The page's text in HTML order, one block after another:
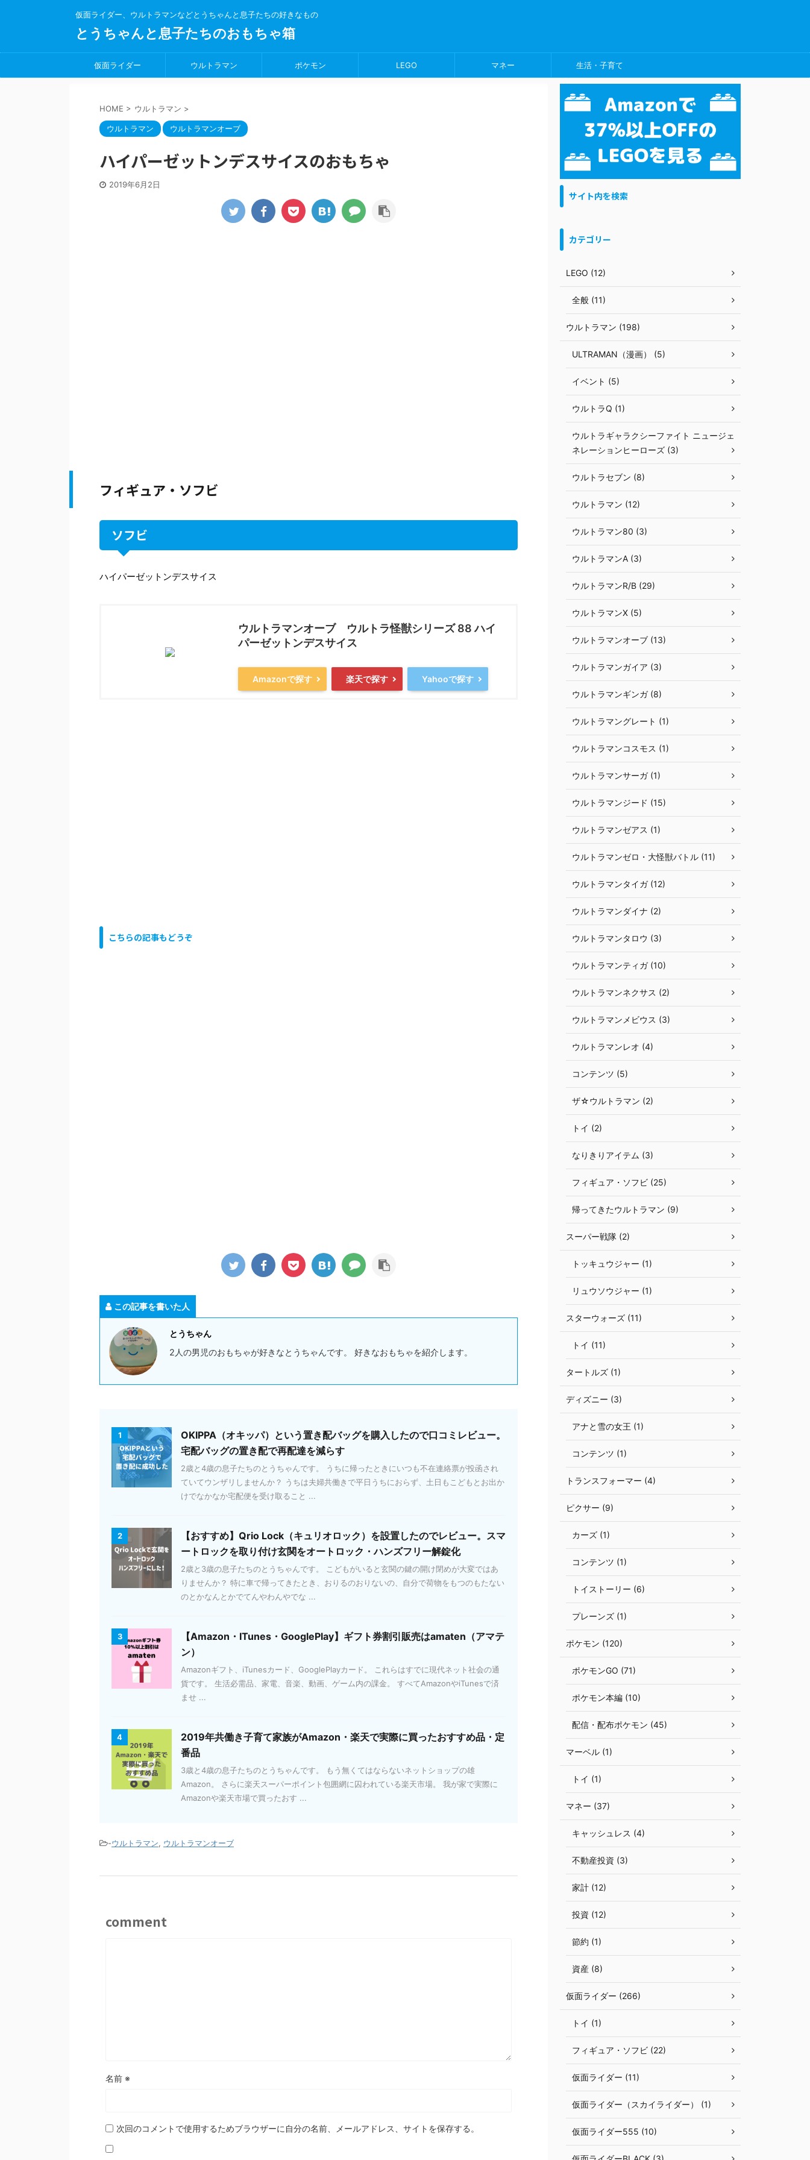
仮面ライダー、ウルトラマンなどとうちゃんと息子たちの好きなもの
とうちゃんと息子たちのおもちゃ箱
仮面ライダー ウルトラマン ポケモン LEGO マネー 生活・子育て
HOME > ウルトラマン >
ウルトラマン ウルトラマンオーブ
ハイパーゼットンデスサイスのおもちゃ
2019年6月2日
フィギュア・ソフビ
ソフビ
ハイパーゼットンデスサイス
ウルトラマンオーブ ウルトラ怪獣シリーズ 88 ハイ
パーゼットンデスサイス
Amazonで探す 楽天で探す Yahooで探す
こちらの記事もどうぞ
この記事を書いた人
とうちゃん
2人の男児のおもちゃが好きなとうちゃんです。 好きなおもちゃを紹介します。
1
OKIPPA（オキッパ）という置き配バッグを購入したので口コミレビュー。
宅配バッグの置き配で再配達を減らす
2歳と4歳の息子たちのとうちゃんです。 うちに帰ったときにいつも不在連絡票が投函され
ていてウンザリしませんか？ うちは夫婦共働きで平日うちにおらず、土日もこどもとお出か
けでなかなか宅配便を受け取ること ...
2
【おすすめ】Qrio Lock（キュリオロック）を設置したのでレビュー。スマ
ートロックを取り付け玄関をオートロック・ハンズフリー解錠化
2歳と3歳の息子たちのとうちゃんです。 こどもがいると玄関の鍵の開け閉めが大変ではあ
りませんか？ 特に車で帰ってきたとき、おりるのおりないの、自分で荷物をもつのもたない
のとかなんとかでてんやわんやでな ...
3
【Amazon・ITunes・GooglePlay】ギフト券割引販売はamaten（アマテ
ン）
Amazonギフト、iTunesカード、GooglePlayカード。 これらはすでに現代ネット社会の通
貨です。 生活必需品、家電、音楽、動画、ゲーム内の課金。 すべてAmazonやiTunesで済
ませ ...
4
2019年共働き子育て家族がAmazon・楽天で実際に買ったおすすめ品・定
番品
3歳と4歳の息子たちのとうちゃんです。 もう無くてはならないネットショップの雄
Amazon。 さらに楽天スーパーポイント包囲網に囚われている楽天市場。 我が家で実際に
Amazonや楽天市場で買ったおす ...
-ウルトラマン, ウルトラマンオーブ
comment
名前 ※
次回のコメントで使用するためブラウザーに自分の名前、メールアドレス、サイトを保存する。
サイト内を検索
カテゴリー
LEGO (12)
全般 (11)
ウルトラマン (198)
ULTRAMAN（漫画） (5)
イベント (5)
ウルトラQ (1)
ウルトラギャラクシーファイト ニュージェ
ネレーションヒーローズ (3)
ウルトラセブン (8)
ウルトラマン (12)
ウルトラマン80 (3)
ウルトラマンA (3)
ウルトラマンR/B (29)
ウルトラマンX (5)
ウルトラマンオーブ (13)
ウルトラマンガイア (3)
ウルトラマンギンガ (8)
ウルトラマングレート (1)
ウルトラマンコスモス (1)
ウルトラマンサーガ (1)
ウルトラマンジード (15)
ウルトラマンゼアス (1)
ウルトラマンゼロ・大怪獣バトル (11)
ウルトラマンタイガ (12)
ウルトラマンダイナ (2)
ウルトラマンタロウ (3)
ウルトラマンティガ (10)
ウルトラマンネクサス (2)
ウルトラマンメビウス (3)
ウルトラマンレオ (4)
コンテンツ (5)
ザ☆ウルトラマン (2)
トイ (2)
なりきりアイテム (3)
フィギュア・ソフビ (25)
帰ってきたウルトラマン (9)
スーパー戦隊 (2)
トッキュウジャー (1)
リュウソウジャー (1)
スターウォーズ (11)
トイ (11)
タートルズ (1)
ディズニー (3)
アナと雪の女王 (1)
コンテンツ (1)
トランスフォーマー (4)
ピクサー (9)
カーズ (1)
コンテンツ (1)
トイストーリー (6)
プレーンズ (1)
ポケモン (120)
ポケモンGO (71)
ポケモン本編 (10)
配信・配布ポケモン (45)
マーベル (1)
トイ (1)
マネー (37)
キャッシュレス (4)
不動産投資 (3)
家計 (12)
投資 (12)
節約 (1)
資産 (8)
仮面ライダー (266)
トイ (1)
フィギュア・ソフビ (22)
仮面ライダー (11)
仮面ライダー（スカイライダー） (1)
仮面ライダー555 (10)